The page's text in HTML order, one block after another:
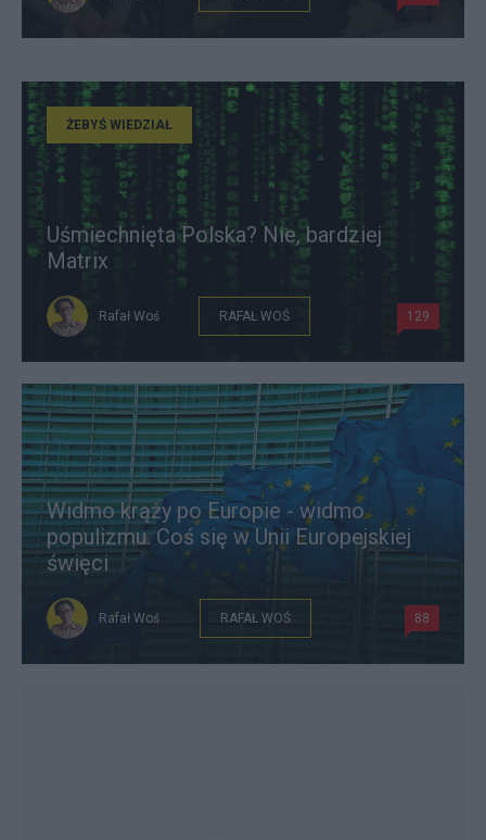
ŻEBYŚ WIEDZIAŁ
Uśmiechnięta Polska? Nie, bardziej
Matrix
Rafał Woś RAFAŁ WOŚ 129
Widmo krąży po Europie - widmo
populizmu. Coś się w Unii Europejskiej
święci
Rafał Woś RAFAŁ WOŚ 88